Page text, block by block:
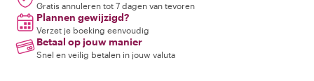
Gratis annuleren tot 7 dagen van tevoren
Plannen gewijzigd?
Verzet je boeking eenvoudig
Betaal op jouw manier
Snel en veilig betalen in jouw valuta